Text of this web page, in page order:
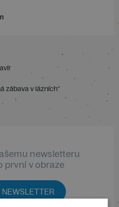
zábava v lázních“
newsletteru
první v obraze
NEWSLETTER